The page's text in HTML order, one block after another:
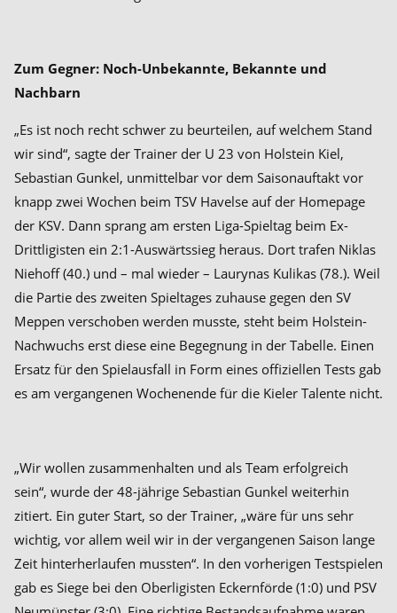
Zum Gegner: Noch-Unbekannte, Bekannte und
Nachbarn
„Es ist noch recht schwer zu beurteilen, auf welchem Stand
wir sind“, sagte der Trainer der U 23 von Holstein Kiel,
Sebastian Gunkel, unmittelbar vor dem Saisonauftakt vor
knapp zwei Wochen beim TSV Havelse auf der Homepage
der KSV. Dann sprang am ersten Liga-Spieltag beim Ex-
Drittligisten ein 2:1-Auswärtssieg heraus. Dort trafen Niklas
Niehoff (40.) und – mal wieder – Laurynas Kulikas (78.). Weil
die Partie des zweiten Spieltages zuhause gegen den SV
Meppen verschoben werden musste, steht beim Holstein-
Nachwuchs erst diese eine Begegnung in der Tabelle. Einen
Ersatz für den Spielausfall in Form eines offiziellen Tests gab
es am vergangenen Wochenende für die Kieler Talente nicht.
„Wir wollen zusammenhalten und als Team erfolgreich
sein“, wurde der 48-jährige Sebastian Gunkel weiterhin
zitiert. Ein guter Start, so der Trainer, „wäre für uns sehr
wichtig, vor allem weil wir in der vergangenen Saison lange
Zeit hinterherlaufen mussten“. In den vorherigen Testspielen
gab es Siege bei den Oberligisten Eckernförde (1:0) und PSV